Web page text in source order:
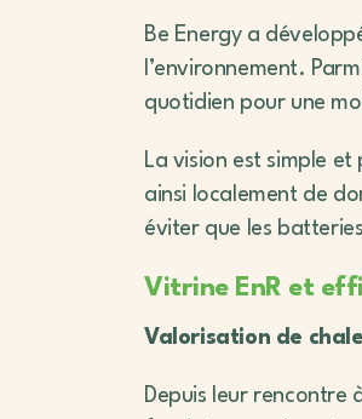
Be Energy a
l’environnement.
quotidien pour une
La vision est simple
ainsi localement de
éviter que les
Vitrine EnR et
Valorisation de
Depuis leur rencontre